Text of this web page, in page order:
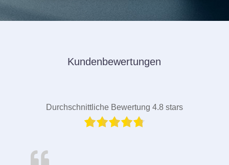
Kundenbewertungen
Durchschnittliche Bewertung 4.8 stars